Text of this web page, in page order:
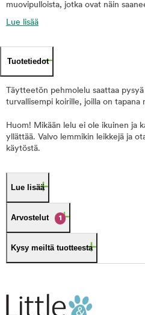
muovipulloista, jotka ovat näin
Lue lisää
Tuotetiedot
Täytteetön pehmolelu saattaa
turvallisempi koirille, joilla on
Huom! Mikään lelu ei ole ikuinen ja
yllättää. Valvo lemmikin leikkejä ja
käytöstä.
Lue lisää
Arvostelut 1
Kysy meiltä tuotteesta